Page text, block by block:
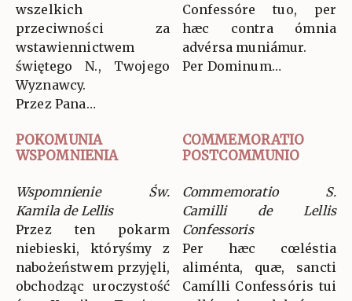
wszelkich
przeciwności za
wstawiennictwem
świętego N., Twojego
Wyznawcy.
Przez Pana…
Confessóre tuo, per
hæc contra ómnia
advérsa muniámur.
Per Dominum…
POKOMUNIA
WSPOMNIENIA
COMMEMORATIO
POSTCOMMUNIO
Wspomnienie Św.
Kamila de Lellis
Przez ten pokarm
niebieski, któryśmy z
nabożeństwem przyjęli,
obchodząc uroczystość
Commemoratio S.
Camilli de Lellis
Confessoris
Per hæc cœléstia
aliménta, quæ, sancti
Camílli Confessóris tui